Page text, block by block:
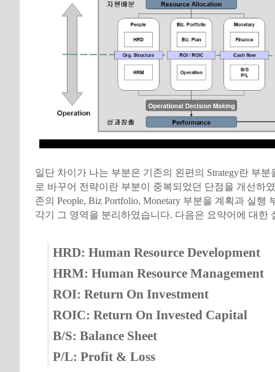
일단 차이가 나는 부분은 기존의 왼편의 Strategy란 부분
로 바꾸어 전략이란 부분이 중복되었던 단점을 개선하
존의 People, Biz Portfolio, Monetary 부분을 계획과 실행
각기 그 영역을 분리하였습니다. 다음은 요약어에 대한
HRD: Human Resource Development
HRM: Human Resource Management
ROI: Return On Investment
ROIC: Return On Invested Capital
B/S: Balance Sheet
P/L: Profit & Loss